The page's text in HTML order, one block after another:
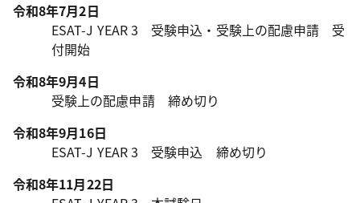
令和8年7月2日
ESAT-J YEAR 3 受験申込・受験上の配慮申請 受
付開始
令和8年9月4日
受験上の配慮申請 締め切り
令和8年9月16日
ESAT-J YEAR 3 受験申込 締め切り
令和8年11月22日